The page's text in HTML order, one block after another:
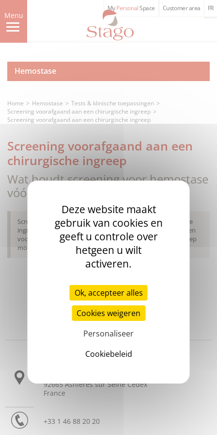
to
main
content
Menu
MyPersonalSpace Customer area FR
Hemostase
Home Hemostase
Tests & klinische toepassingen
Screening voorafgaand aan een chirurgische ingreep
Screening voorafgaand aan een chirurgische ingreep
Screening voorafgaand aan een
chirurgische ingreep
Wat houdt screening voor hemostase
vóór een chirurgische ingreep in?
Screening voor hemostase voorafgaand aan een chirurgische
ingreep heeft als doel te garanderen dat er geen risicofactoren
voor hemorragie zijn bij patiënten die een chirurgische ingreep
moeten ondergaan.
Headquarters
92665 Asnières sur Seine Cedex
France
+33 1 46 88 20 20
Deze website maakt
gebruik van cookies en
geeft u controle over
hetgeen u wilt
activeren.
Ok, accepteer alles
Cookies weigeren
Personaliseer
Cookiebeleid